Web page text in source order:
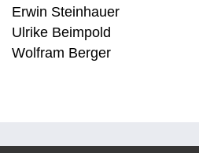
Erwin Steinhauer
Ulrike Beimpold
Wolfram Berger